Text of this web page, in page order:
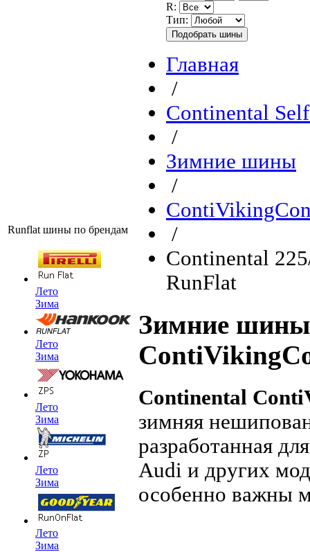
Runflat шины по брендам
Лето
Зима
Лето
Зима
Лето
Зима
Лето
Зима
Лето
Зима
R:
Тип:
Главная
/
Continental
/
Зимние шины
/
/
Continental
RunFlat
Зимние шины
Continental
зимняя
разработанная
Audi и других
особенно важны